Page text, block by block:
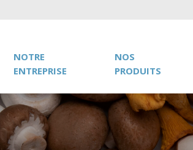
NOTRE
ENTREPRISE
NOS
PRODUITS